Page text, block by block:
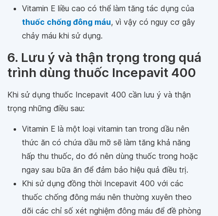
Vitamin E liều cao có thể làm tăng tác dụng của
thuốc chống đông máu, vì vậy có nguy cơ gây
chảy máu khi sử dụng.
6. Lưu ý và thận trọng trong quá
trình dùng thuốc Incepavit 400
Khi sử dụng thuốc Incepavit 400 cần lưu ý và thận
trọng những điều sau:
Vitamin E là một loại vitamin tan trong dầu nên
thức ăn có chứa dầu mỡ sẽ làm tăng khả năng
hấp thu thuốc, do đó nên dùng thuốc trong hoặc
ngay sau bữa ăn để đảm bảo hiệu quả điều trị.
Khi sử dụng đồng thời Incepavit 400 với các
thuốc chống đông máu nên thường xuyên theo
dõi các chỉ số xét nghiệm đông máu để đề phòng